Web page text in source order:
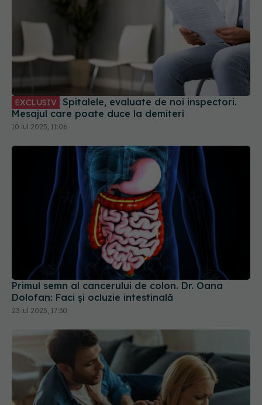
Mesajul care poate duce la demiteri
10 iul 2025, 11:06
Primul semn al cancerului de colon. Dr. Oana
Dolofan: Faci și ocluzie intestinală
23 iul 2025, 17:30